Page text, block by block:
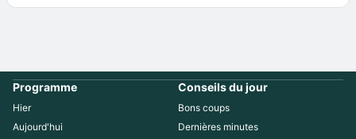
Programme
Hier
Aujourd'hui
Conseils du jour
Bons coups
Dernières minutes